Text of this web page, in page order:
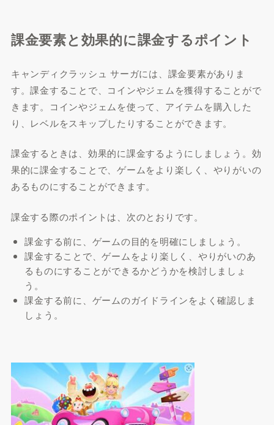
課金要素と効果的に課金するポイント
キャンディクラッシュ サーガには、課金要素がありま
す。課金することで、コインやジェムを獲得することがで
きます。コインやジェムを使って、アイテムを購入した
り、レベルをスキップしたりすることができます。
課金するときは、効果的に課金するようにしましょう。効
果的に課金することで、ゲームをより楽しく、やりがいの
あるものにすることができます。
課金する際のポイントは、次のとおりです。
課金する前に、ゲームの目的を明確にしましょう。
課金することで、ゲームをより楽しく、やりがいのあ
るものにすることができるかどうかを検討しましょ
う。
課金する前に、ゲームのガイドラインをよく確認しま
しょう。